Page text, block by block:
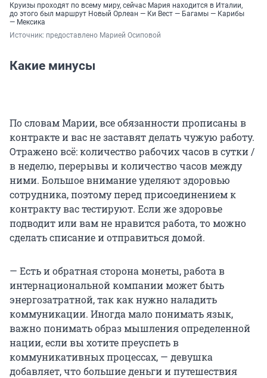
Круизы проходят по всему миру, сейчас Мария находится в Италии,
до этого был маршрут Новый Орлеан — Ки Вест — Багамы — Карибы
— Мексика
Источник: предоставлено Марией Осиповой
Какие минусы
По словам Марии, все обязанности прописаны в
контракте и вас не заставят делать чужую работу.
Отражено всё: количество рабочих часов в сутки /
в неделю, перерывы и количество часов между
ними. Большое внимание уделяют здоровью
сотрудника, поэтому перед присоединением к
контракту вас тестируют. Если же здоровье
подводит или вам не нравится работа, то можно
сделать списание и отправиться домой.
— Есть и обратная сторона монеты, работа в
интернациональной компании может быть
энергозатратной, так как нужно наладить
коммуникации. Иногда мало понимать язык,
важно понимать образ мышления определенной
нации, если вы хотите преуспеть в
коммуникативных процессах, — девушка
добавляет, что большие деньги и путешествия